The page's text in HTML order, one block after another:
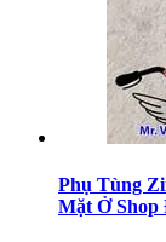
Phụ Tùng
Mặt Ở